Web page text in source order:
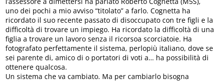
uno dei pochi a mio avviso “titolato” a farlo. Cognetta ha
ricordato il suo recente passato di disoccupato con tre figli e la
difficoltà di trovare un impiego. Ha ricordato la difficoltà di una
figlia a trovare un lavoro senza il ricorsoa scorciatoie. Ha
fotografato perfettamente il sistema, perlopiù italiano, dove se
sei parente di, amico di o portatori di voti a… ha possibilità di
ottenere qualcosa.
Un sistema che va cambiato. Ma per cambiarlo bisogna